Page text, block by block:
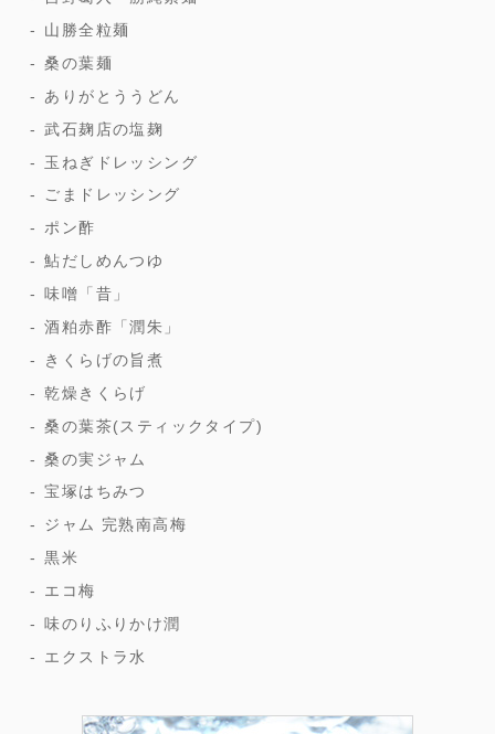
山勝全粒麺
桑の葉麺
ありがとううどん
武石麹店の塩麹
玉ねぎドレッシング
ごまドレッシング
ポン酢
鮎だしめんつゆ
味噌「昔」
酒粕赤酢「潤朱」
きくらげの旨煮
乾燥きくらげ
桑の葉茶(スティックタイプ)
桑の実ジャム
宝塚はちみつ
ジャム 完熟南高梅
黒米
エコ梅
味のりふりかけ潤
エクストラ水